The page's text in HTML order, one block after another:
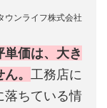
ウンライフ株式会社
価は、大き
。 工務店に
落ちている情